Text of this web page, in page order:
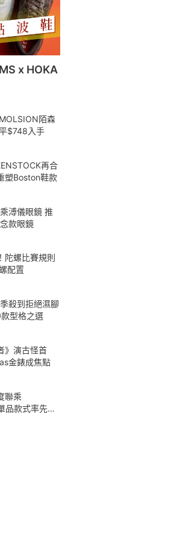
x HOKA
陌森
$748入手
再合
塑Boston鞋款
溥儀眼鏡 推
款眼鏡
陀螺比賽規則
配置
殺到拒絕濕腳
型格之選
》演古怪首
金錶成焦點
聯乘
品款式率先曝